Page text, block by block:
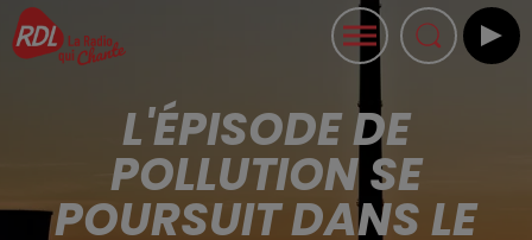
L'ÉPISODE DE
POLLUTION SE
POURSUIT DANS LE